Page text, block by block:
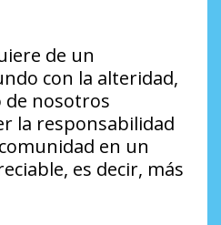
de un
con la alteridad,
de nosotros
la responsabilidad
en un
es decir, más